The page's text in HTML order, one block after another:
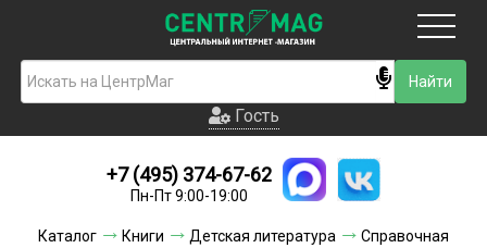
Гость
Новинки
Условия доставки
Гость
+7 (495) 374-67-62
Пн-Пт 9:00-19:00
Каталог Книги Детская литература
Справочная